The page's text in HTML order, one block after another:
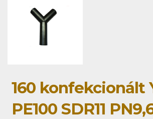
160 konfekcionált
PE100 SDR11